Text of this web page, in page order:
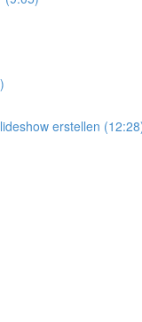
erstellen